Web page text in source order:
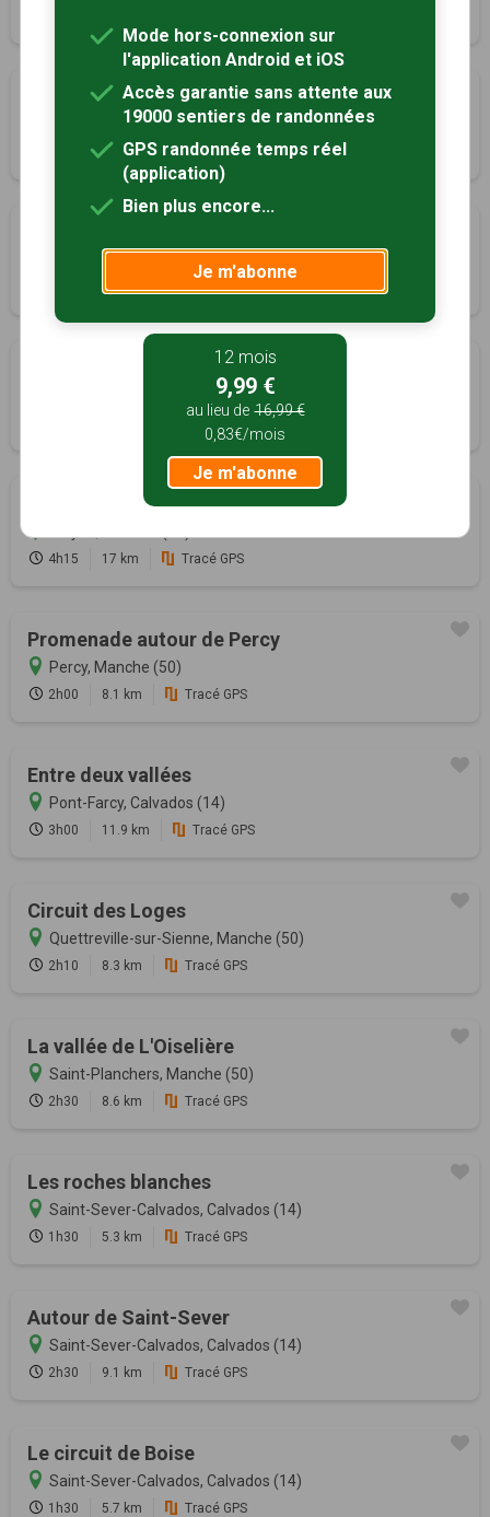
Le lac du Gast
Le Gast, Calvados (14)
7.4 km Tracé GPS
Le Petit-Celland, Manche (50)
6.9 km Tracé GPS
Entre Moyon-Villages et Tessy-Bocage
4h15 17 km Tracé GPS
Promenade autour de Percy
Percy, Manche (50)
2h00 8.1 km Tracé GPS
Entre deux vallées
Pont-Farcy, Calvados (14)
3h00 11.9 km Tracé GPS
Circuit des Loges
Quettreville-sur-Sienne, Manche (50)
2h10 8.3 km Tracé GPS
La vallée de L'Oiselière
Saint-Planchers, Manche (50)
2h30 8.6 km Tracé GPS
Les roches blanches
Saint-Sever-Calvados, Calvados (14)
1h30 5.3 km Tracé GPS
Autour de Saint-Sever
Saint-Sever-Calvados, Calvados (14)
2h30 9.1 km Tracé GPS
Le circuit de Boise
Saint-Sever-Calvados, Calvados (14)
1h30 5.7 km Tracé GPS
Mode hors-connexion sur
l'application Android et iOS
Accès garantie sans attente aux
19000 sentiers de randonnées
GPS randonnée temps réel
(application)
Bien plus encore...
Je m'abonne
12 mois
9,99 €
au lieu de 16,99 €
0,83€/mois
Je m'abonne